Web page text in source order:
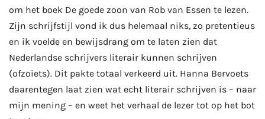
om het boek De goede zoon van Rob van Essen te lezen.
Zijn schrijfstijl vond ik dus helemaal niks, zo pretentieus
en ik voelde en bewijsdrang om te laten zien dat
Nederlandse schrijvers literair kunnen schrijven
(ofzoiets). Dit pakte totaal verkeerd uit. Hanna Bervoets
daarentegen laat zien wat echt literair schrijven is – naar
mijn mening – en weet het verhaal de lezer tot op het bot